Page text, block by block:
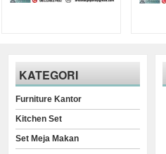
KATEGORI
Furniture Kantor
Kitchen Set
Set Meja Makan